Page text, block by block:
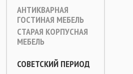
АНТИКВАРНАЯ
ГОСТИНАЯ МЕБЕЛЬ
СТАРАЯ КОРПУСНАЯ
МЕБЕЛЬ
СОВЕТСКИЙ ПЕРИОД